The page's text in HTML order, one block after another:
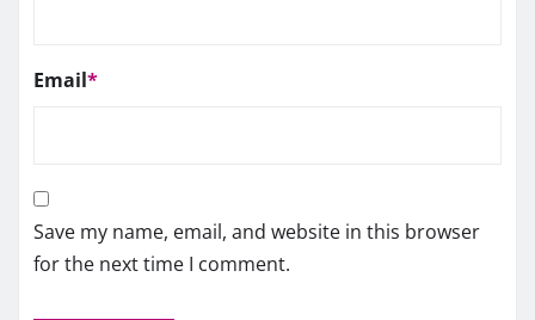
Email*
Save my name, email, and website in this browser
for the next time I comment.